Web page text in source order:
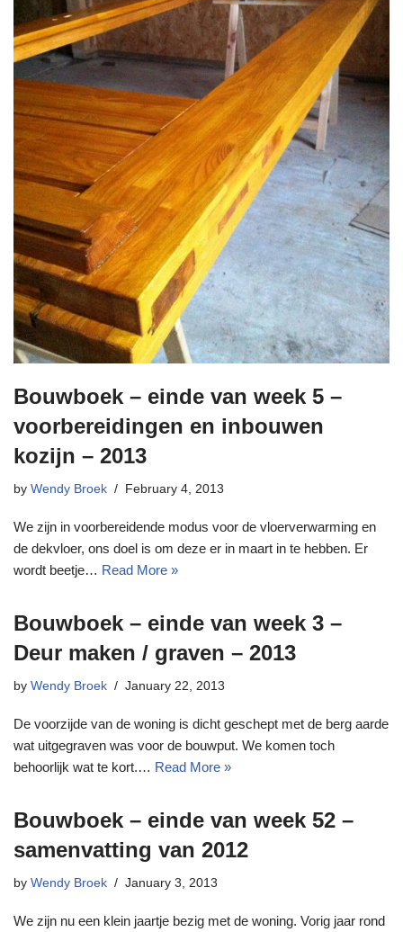
Bouwboek – einde van week 5 –
voorbereidingen en inbouwen
kozijn – 2013
by Wendy Broek February 4, 2013
We zijn in voorbereidende modus voor de vloerverwarming en
de dekvloer, ons doel is om deze er in maart in te hebben. Er
wordt beetje… Read More »
Bouwboek – einde van week 3 –
Deur maken / graven – 2013
by Wendy Broek January 22, 2013
De voorzijde van de woning is dicht geschept met de berg aarde
wat uitgegraven was voor de bouwput. We komen toch
behoorlijk wat te kort.… Read More »
Bouwboek – einde van week 52 –
samenvatting van 2012
by Wendy Broek January 3, 2013
We zijn nu een klein jaartje bezig met de woning. Vorig jaar rond